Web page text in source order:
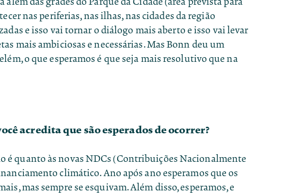
nas periferias, nas ilhas, nas cidades da região
e isso vai tornar o diálogo mais aberto e isso vai levar
mais ambiciosas e necessárias. MasBonn deu um
o que esperamos é que seja mais resolutivo que na
acredita que são esperados de ocorrer?
é quanto às novas NDCs (Contribuições Nacionalmente
climático. Ano após ano esperamos que os
mas sempre se esquivam. Além disso, esperamos, e